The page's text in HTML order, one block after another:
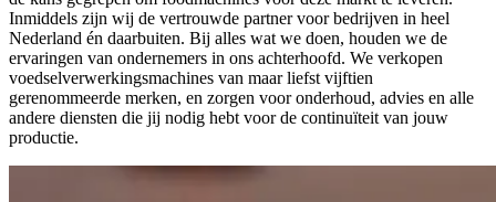
Inmiddels zijn wij de vertrouwde partner voor bedrijven in heel
Nederland én daarbuiten. Bij alles wat we doen, houden we de
ervaringen van ondernemers in ons achterhoofd. We verkopen
voedselverwerkingsmachines van maar liefst vijftien
gerenommeerde merken, en zorgen voor onderhoud, advies en alle
andere diensten die jij nodig hebt voor de continuïteit van jouw
productie.